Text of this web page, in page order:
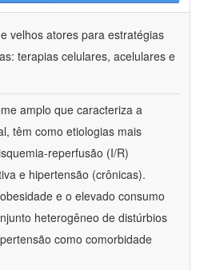
velhos atores para estratégias
terapias celulares, acelulares e
amplo que caracteriza a
têm como etiologias mais
reperfusão (I/R)
e hipertensão (crônicas).
e o elevado consumo
heterogêneo de distúrbios
como comorbidade